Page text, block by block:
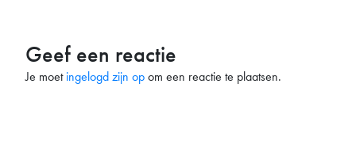
Geef een reactie
Je moetingelogd zijn opom een reactie te plaatsen.